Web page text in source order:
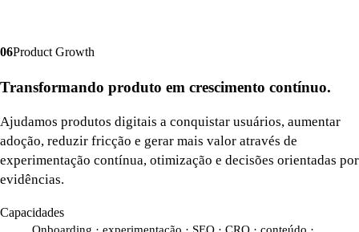
06Product Growth
Transformando produto em crescimento contínuo.
Ajudamos produtos digitais a conquistar usuários, aumentar
adoção, reduzir fricção e gerar mais valor através de
experimentação contínua, otimização e decisões orientadas por
evidências.
Capacidades